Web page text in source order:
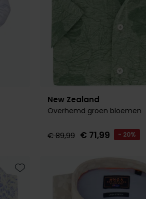
New Zealand
Overhemd groen bloemen
€ 89,99 € 71,99 - 20%
Toevoegen aan favorieten